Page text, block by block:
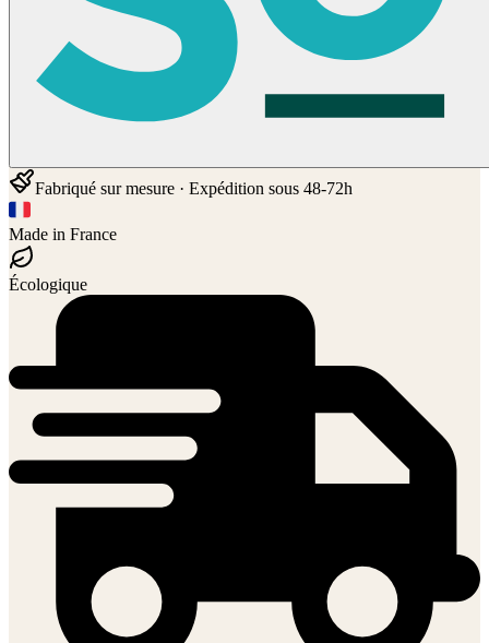
Fabriqué sur mesure · Expédition sous 48-72h
Made in France
Écologique